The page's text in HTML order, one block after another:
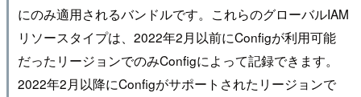
にのみ適用されるバンドルです。これらのグローバルIAM
リソースタイプは、2022年2月以前にConfigが利用可能
だったリージョンでのみConfigによって記録できます。
2022年2月以降にConfigがサポートされたリージョンで